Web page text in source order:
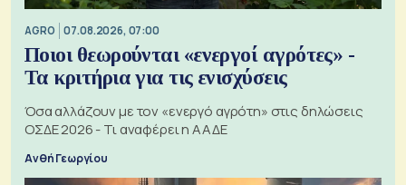
AGRO 07.08.2026, 07:00
Ποιοι θεωρούνται «ενεργοί αγρότες» -
Τα κριτήρια για τις ενισχύσεις
Όσα αλλάζουν με τον «ενεργό αγρότη» στις δηλώσεις
ΟΣΔΕ 2026 - Τι αναφέρει η ΑΑΔΕ
Ανθή Γεωργίου